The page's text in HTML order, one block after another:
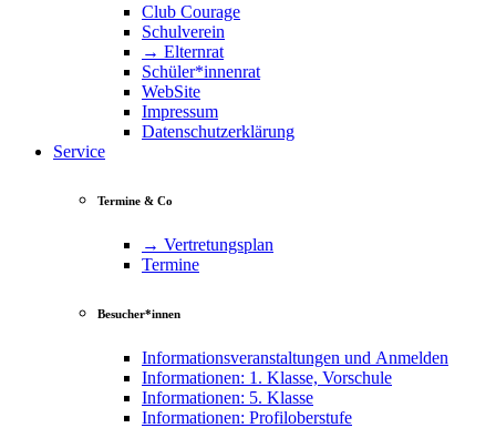
Club Courage
Schulverein
→ Elternrat
Schüler*innenrat
WebSite
Impressum
Datenschutzerklärung
Service
Termine & Co
→ Vertretungsplan
Termine
Besucher*innen
Informationsveranstaltungen und Anmelden
Informationen: 1. Klasse, Vorschule
Informationen: 5. Klasse
Informationen: Profiloberstufe